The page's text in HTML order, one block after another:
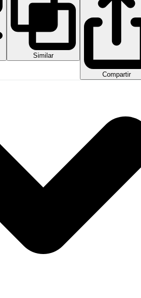
Similar
Compartir